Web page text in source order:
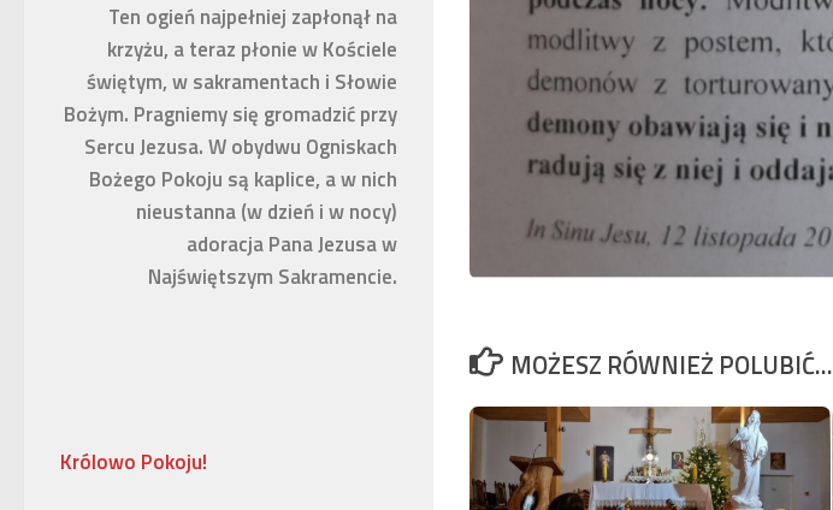
MOŻESZ RÓWNIEŻ POLUBIĆ…
Ten ogień najpełniej zapłonął na
krzyżu, a teraz płonie w Kościele
świętym, w sakramentach i Słowie
Bożym. Pragniemy się gromadzić przy
Sercu Jezusa. W obydwu Ogniskach
Bożego Pokoju są kaplice, a w nich
nieustanna (w dzień i w nocy)
adoracja Pana Jezusa w
Najświętszym Sakramencie.
Królowo Pokoju!